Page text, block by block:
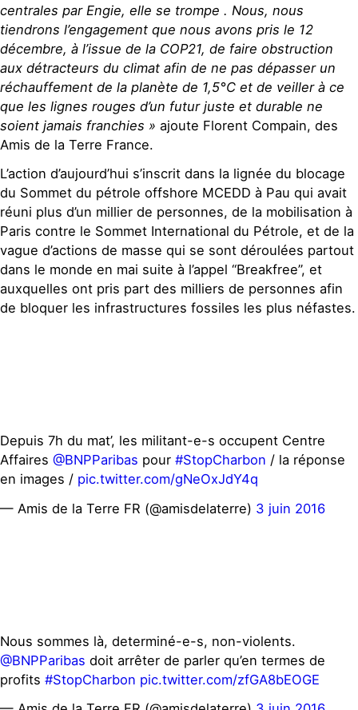
centrales par Engie, elle se trompe . Nous, nous
tiendrons l’engagement que nous avons pris le 12
décembre, à l’issue de la COP21, de faire obstruction
aux détracteurs du climat afin de ne pas dépasser un
réchauffement de la planète de 1,5°C et de veiller à ce
que les lignes rouges d’un futur juste et durable ne
soient jamais franchies » ajoute Florent Compain, des
Amis de la Terre France.
L’action d’aujourd’hui s’inscrit dans la lignée du blocage
du Sommet du pétrole offshore MCEDD à Pau qui avait
réuni plus d’un millier de personnes, de la mobilisation à
Paris contre le Sommet International du Pétrole, et de la
vague d’actions de masse qui se sont déroulées partout
dans le monde en mai suite à l’appel “Breakfree”, et
auxquelles ont pris part des milliers de personnes afin
de bloquer les infrastructures fossiles les plus néfastes.
Depuis 7h du mat’, les militant-e-s occupent Centre
Affaires @BNPParibas pour #StopCharbon / la réponse
en images / pic.twitter.com/gNeOxJdY4q
— Amis de la Terre FR (@amisdelaterre) 3 juin 2016
Nous sommes là, determiné-e-s, non-violents.
@BNPParibas doit arrêter de parler qu’en termes de
profits #StopCharbon pic.twitter.com/zfGA8bEOGE